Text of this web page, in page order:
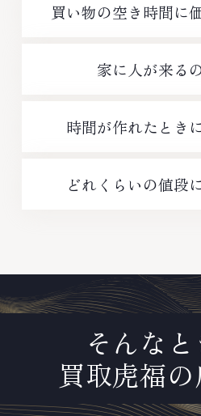
買い物の空き時間に
家に人が来る
時間が作れたとき
どれくらいの値段
そんなと
買取虎福